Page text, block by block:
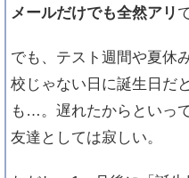
た方がいい？
らせない金額
誕生日のお返
男友達に「勘
トの選び方
誕生日プレゼ
メールだけでも全然アリ
でも、テスト週間や夏休
校じゃない日に誕生日だ
も…。遅れたからといっ
友達としては寂しい。